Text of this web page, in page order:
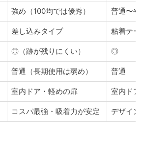
強め（100均では優秀） 普通〜や
差し込みタイプ 粘着テー
◎（跡が残りにくい） ◎
普通（長期使用は弱め） 普通
室内ドア・軽めの扉 室内ドア
コスパ最強・吸着力が安定 デザイン